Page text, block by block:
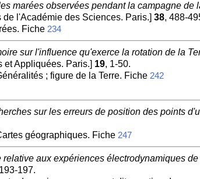
marées observées pendant la campagne de
l'Académie des Sciences. Paris.] 38, 488-
Fiche 234
sur l'influence qu'exerce la rotation de la
et Appliquées. Paris.] 19, 1-50.
; figure de la Terre. Fiche 242
sur les erreurs de position des points
géographiques. Fiche 247
relative aux expériences électrodynamiques
197.